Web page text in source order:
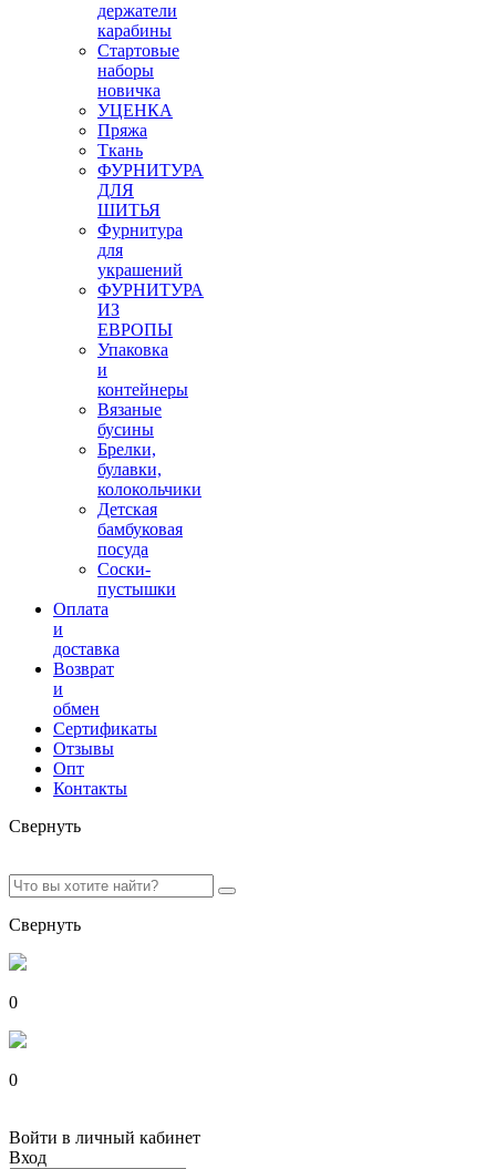
держатели
карабины
Стартовые
наборы
новичка
УЦЕНКА
Пряжа
Ткань
ФУРНИТУРА
ДЛЯ
ШИТЬЯ
Фурнитура
для
украшений
ФУРНИТУРА
ИЗ
ЕВРОПЫ
Упаковка
и
контейнеры
Вязаные
бусины
Брелки,
булавки,
колокольчики
Детская
бамбуковая
посуда
Соски-
пустышки
Оплата
и
доставка
Возврат
и
обмен
Сертификаты
Отзывы
Опт
Контакты
Свернуть
Свернуть
0
0
Войти в личный кабинет
Вход